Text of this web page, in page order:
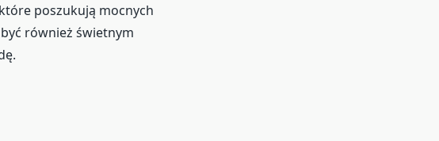
poszukują mocnych
również świetnym